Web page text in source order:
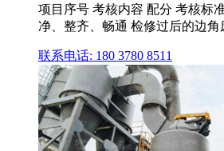
项目序号 考核内容 配分 考核标
净、整齐、畅通 检修过后的边角
联系电话: 180 3780 8511